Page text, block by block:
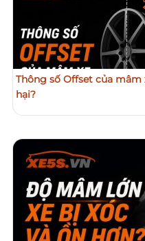
Thông số Offset của mâm
hại?